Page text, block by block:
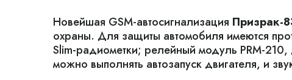
Новейшая GSM-автосигнализация Призрак-
охраны. Для защиты автомобиля имеются
Slim-радиометки; релейный модуль PRM-
можно выполнять автозапуск двигателя, и